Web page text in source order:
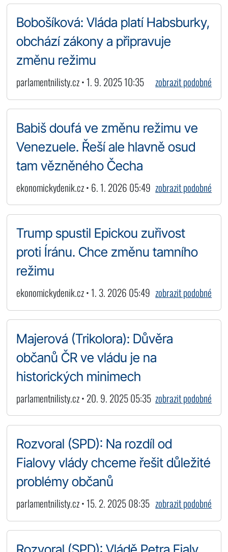
Bobošíková: Vláda platí Habsburky,
obchází zákony a připravuje
změnu režimu
parlamentnilisty.cz • 1. 9. 2025 10:35 zobrazit podobné
Babiš doufá ve změnu režimu ve
Venezuele. Řeší ale hlavně osud
tam vězněného Čecha
ekonomickydenik.cz • 6. 1. 2026 05:49 zobrazit podobné
Trump spustil Epickou zuřivost
proti Íránu. Chce změnu tamního
režimu
ekonomickydenik.cz • 1. 3. 2026 05:49 zobrazit podobné
Majerová (Trikolora): Důvěra
občanů ČR ve vládu je na
historických minimech
parlamentnilisty.cz • 20. 9. 2025 05:35 zobrazit podobné
Rozvoral (SPD): Na rozdíl od
Fialovy vlády chceme řešit důležité
problémy občanů
parlamentnilisty.cz • 15. 2. 2025 08:35 zobrazit podobné